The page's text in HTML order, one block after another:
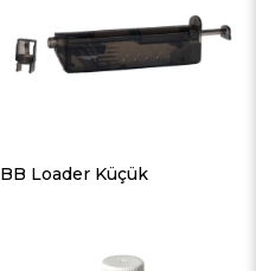
BB Loader Küçük